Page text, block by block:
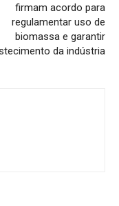
firmam acordo para
regulamentar uso de
biomassa e garantir
da indústria